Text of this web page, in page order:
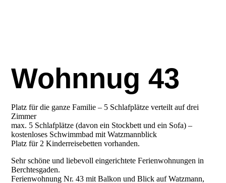
Wohnnug 43
Platz für die ganze Familie – 5 Schlafplätze verteilt auf drei
Zimmer
max. 5 Schlafplätze (davon ein Stockbett und ein Sofa) –
kostenloses Schwimmbad mit Watzmannblick
Platz für 2 Kinderreisebetten vorhanden.
Sehr schöne und liebevoll eingerichtete Ferienwohnungen in
Berchtesgaden.
Ferienwohnung Nr. 43 mit Balkon und Blick auf Watzmann,